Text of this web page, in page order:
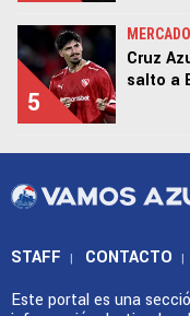
5
MERCADO
Cruz
salto a
STAFF | CONTACTO |
Este portal es una